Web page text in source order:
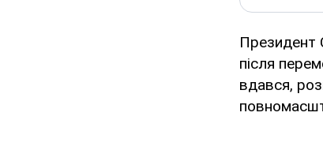
після
вдався,